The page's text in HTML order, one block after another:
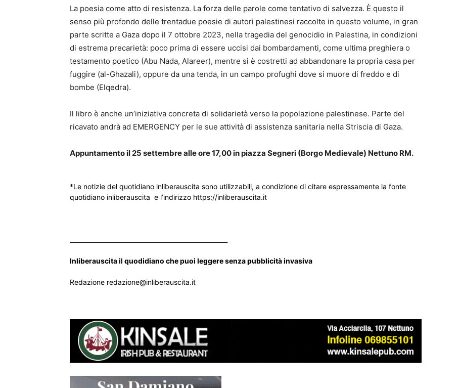
La poesia come atto di resistenza. La forza delle parole come tentativo di salvezza. È questo il
senso più profondo delle trentadue poesie di autori palestinesi raccolte in questo volume, in gran
parte scritte a Gaza dopo il 7 ottobre 2023, nella tragedia del genocidio in Palestina, in condizioni
di estrema precarietà: poco prima di essere uccisi dai bombardamenti, come ultima preghiera o
testamento poetico (Abu Nada, Alareer), mentre si è costretti ad abbandonare la propria casa per
fuggire (al-Ghazali), oppure da una tenda, in un campo profughi dove si muore di freddo e di
bombe (Elqedra).
Il libro è anche un’iniziativa concreta di solidarietà verso la popolazione palestinese. Parte del
ricavato andrà ad EMERGENCY per le sue attività di assistenza sanitaria nella Striscia di Gaza.
Appuntamento il 25 settembre alle ore 17,00 in piazza Segneri (Borgo Medievale) Nettuno RM.
*Le notizie del quotidiano inliberauscita sono utilizzabili, a condizione di citare espressamente la fonte
quotidiano inliberauscita e l’indirizzo https://inliberauscita.it
Inliberauscita il quodidiano che puoi leggere senza pubblicità invasiva
Redazione redazione@inliberauscita.it